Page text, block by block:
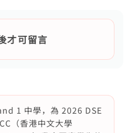
才可留言
1 中學，為 2026 DSE
（香港中文大學